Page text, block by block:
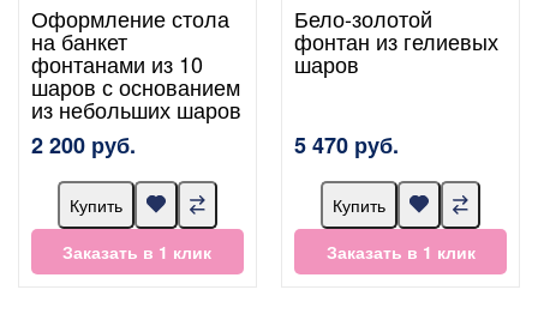
Оформление стола
на банкет
фонтанами из 10
шаров с основанием
из небольших шаров
2 200 руб.
Купить
Заказать в 1 клик
Бело-золотой
фонтан из гелиевых
шаров
5 470 руб.
Купить
Заказать в 1 клик